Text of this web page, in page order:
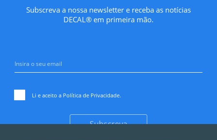
Subscreva a nossa newsletter e receba as notícias
DECAL® em primeira mão.
Li e aceito a Política de Privacidade.
Subscreva